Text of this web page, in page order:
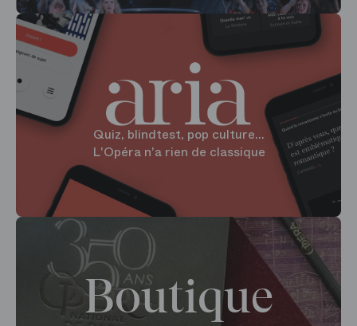
Quiz, blindtest, pop culture...
L'Opéra n'a rien de classique
Boutique